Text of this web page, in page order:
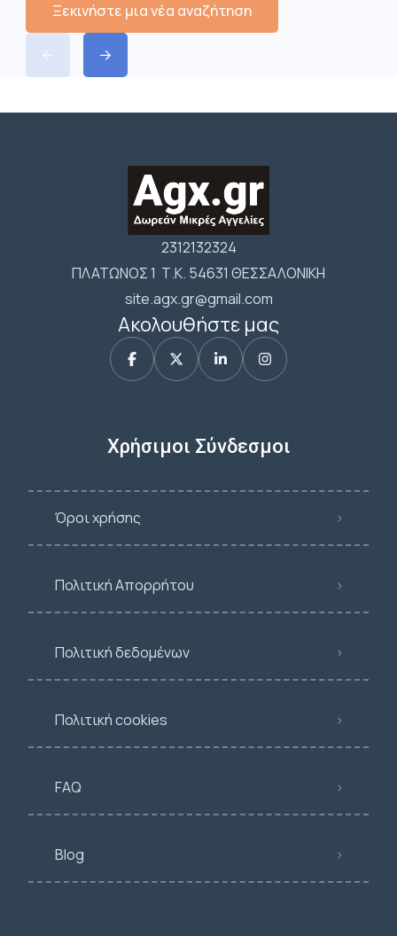
Ξεκινήστε μια νέα αναζήτηση
2312132324
ΠΛΑΤΩΝΟΣ 1 Τ.Κ. 54631 ΘΕΣΣΑΛΟΝΙΚΗ
site.agx.gr@gmail.com
Ακολουθήστε μας
Χρήσιμοι Σύνδεσμοι
Όροι χρήσης
Πολιτική Απορρήτου
Πολιτική δεδομένων
Πολιτική cookies
FAQ
Blog